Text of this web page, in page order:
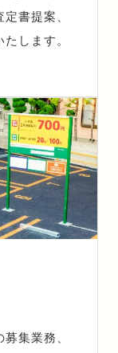
書提案、
します。
集業務、